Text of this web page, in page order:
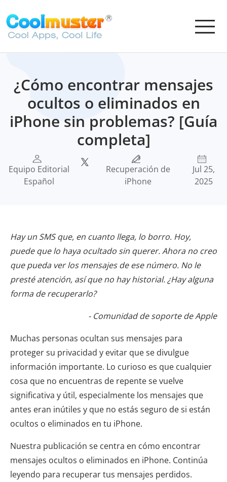
¿Cómo encontrar mensajes
ocultos o eliminados en
iPhone sin problemas? [Guía
completa]
Equipo Editorial
Español
Recuperación de
iPhone
Jul 25,
2025
Hay un SMS que, en cuanto llega, lo borro. Hoy,
puede que lo haya ocultado sin querer. Ahora no creo
que pueda ver los mensajes de ese número. No le
presté atención, así que no hay historial. ¿Hay alguna
forma de recuperarlo?
- Comunidad de soporte de Apple
Muchas personas ocultan sus mensajes para
proteger su privacidad y evitar que se divulgue
información importante. Lo curioso es que cualquier
cosa que no encuentras de repente se vuelve
significativa y útil, especialmente los mensajes que
antes eran inútiles y que no estás seguro de si están
ocultos o eliminados en tu iPhone.
Nuestra publicación se centra en cómo encontrar
mensajes ocultos o eliminados en iPhone. Continúa
leyendo para recuperar tus mensajes perdidos.